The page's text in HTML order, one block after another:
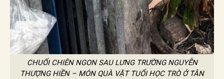
CHUỐI CHIÊN NGON SAU LƯNG TRƯỜNG NGUYỄN
THƯỢNG HIỀN – MÓN QUÀ VẶT TUỔI HỌC TRÒ Ở TÂN